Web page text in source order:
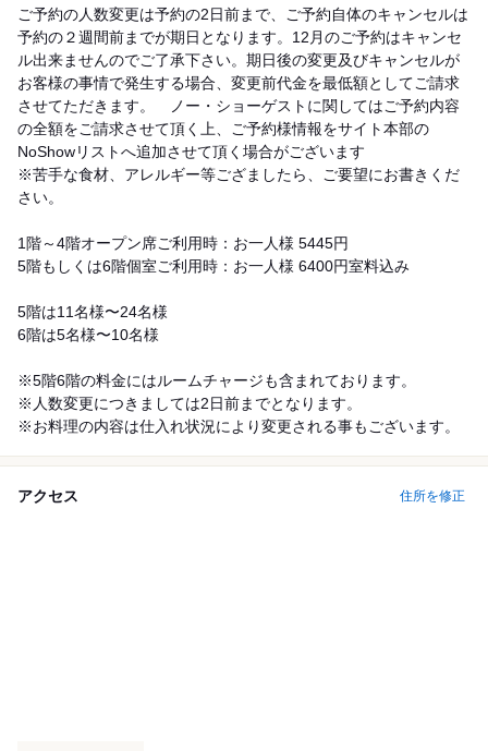
ご予約の人数変更は予約の2日前まで、ご予約自体のキャンセルは
予約の２週間前までが期日となります。12月のご予約はキャンセ
ル出来ませんのでご了承下さい。期日後の変更及びキャンセルが
お客様の事情で発生する場合、変更前代金を最低額としてご請求
させてただきます。 ノー・ショーゲストに関してはご予約内容
の全額をご請求させて頂く上、ご予約様情報をサイト本部の
NoShowリストへ追加させて頂く場合がございます
※苦手な食材、アレルギー等ござましたら、ご要望にお書きくだ
さい。
1階～4階オープン席ご利用時：お一人様 5445円
5階もしくは6階個室ご利用時：お一人様 6400円室料込み
5階は11名様〜24名様
6階は5名様〜10名様
※5階6階の料金にはルームチャージも含まれております。
※人数変更につきましては2日前までとなります。
※お料理の内容は仕入れ状況により変更される事もございます。
アクセス 住所を修正